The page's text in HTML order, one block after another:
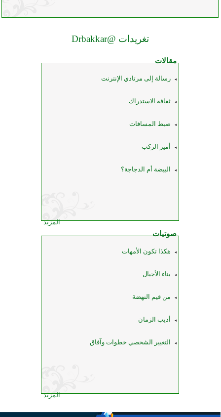
تغريدات @Drbakkar
مقالات
رسالة إلى مرتادي الإنترنت
ثقافة الاستدراك
ضبط المسافات
أمير الركب
البيضة أم الدجاجة؟
المزيد
صوتيات
هكذا تكون الأمهات
بناء الأجيال
من قيم النهضة
أديب الزمان
التغيير الشخصي خطوات وآفاق
المزيد